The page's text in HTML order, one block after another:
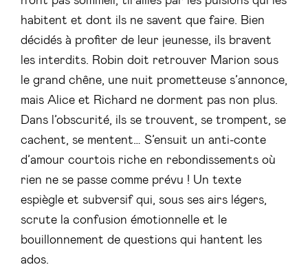
habitent et dont ils ne savent que faire. Bien
décidés à profiter de leur jeunesse, ils bravent
les interdits. Robin doit retrouver Marion sous
le grand chêne, une nuit prometteuse s’annonce,
mais Alice et Richard ne dorment pas non plus.
Dans l’obscurité, ils se trouvent, se trompent, se
cachent, se mentent… S’ensuit un anti-conte
d’amour courtois riche en rebondissements où
rien ne se passe comme prévu ! Un texte
espiègle et subversif qui, sous ses airs légers,
scrute la confusion émotionnelle et le
bouillonnement de questions qui hantent les
ados.